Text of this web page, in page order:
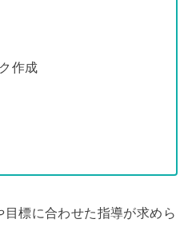
作成
標に合わせた指導が求めら